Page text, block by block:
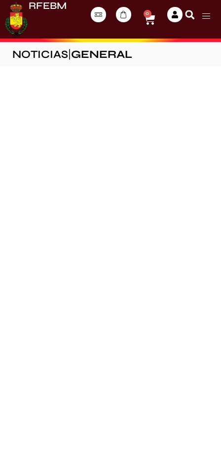
RFEBM
0
NOTICIAS GENERAL